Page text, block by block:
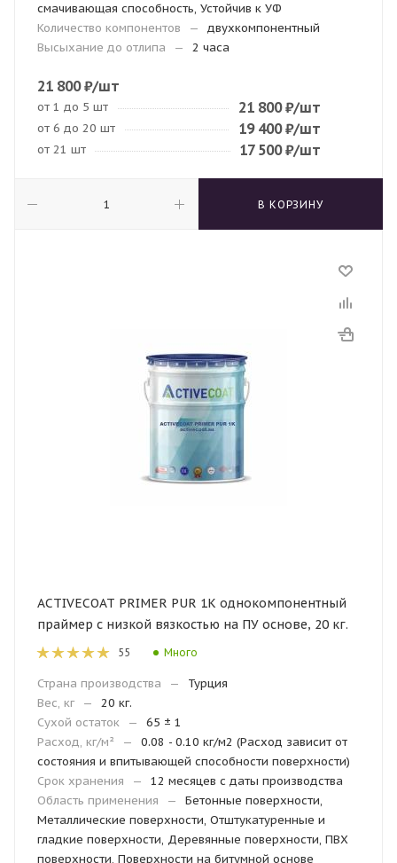
смачивающая способность, Устойчив к УФ
Количество компонентов
—
двухкомпонентный
Высыхание до отлипа
— 2 часа
21 800₽/шт
от 1 до 5 шт 21 800₽/шт
от 6 до 20 шт 19 400₽/шт
от 21 шт 17 500₽/шт
В КОРЗИНУ
ACTIVECOAT PRIMER PUR 1K однокомпонентный
праймер с низкой вязкостью на ПУ основе, 20 кг.
55 Много
Страна производства —
Турция
Вес, кг
—
20 кг.
Сухой остаток
—
65 ± 1
Расход, кг/м²
—
0.08 - 0.10 кг/м2 (Расход зависит от
состояния и впитывающей способности поверхности)
Срок хранения
—
12 месяцев с даты производства
Область применения
—
Бетонные поверхности,
Металлические поверхности, Отштукатуренные и
гладкие поверхности, Деревянные поверхности, ПВХ
поверхности, Поверхности на битумной основе